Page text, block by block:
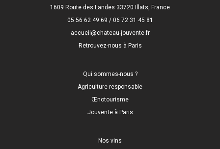
1609 Route des Landes 33720 Illats, France
05 56 62 49 69 / 06 72 31 45 81
accueil@chateau-jouvente.fr
Retrouvez-nous à Paris
Qui sommes-nous ?
Agriculture responsable
Œnotourisme
Jouvente à Paris
Nos vins